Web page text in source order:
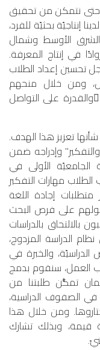
حتى نتمكن من تحقيق
إنتاجيّة بحثيّة للفرد،
الأوسط وشمال
في إنتاج المعرفة.
تحسين إعداد الطلاب
ومن خلال منحهم
ّوالقدرة على التواصل
تعزيز هذا الهدف.
وإدراجه ضمن
الجامعيّة الأولى في
مهارات التفكير
متطلبات إجادة اللغة
على فرص البحث
بالالتحاق بالدراسات
الدراسة المزدوج،
والخبرة في
العمل، سنقوم بدمج
تمكُّن طلبتنا من
الصفوف الدراسية،
ومن خلال هذا
قيمة، وبذلك تشارك